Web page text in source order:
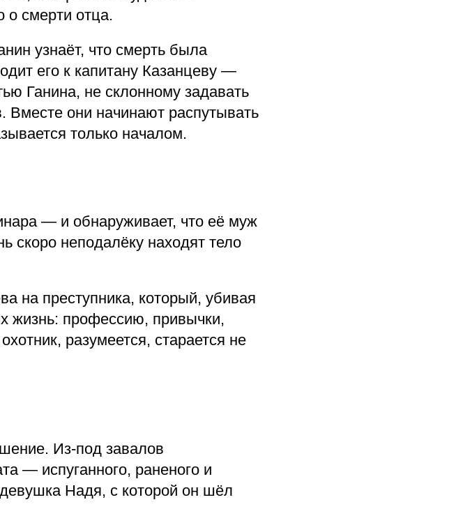
смерти отца.
узнаёт, что смерть была
его к капитану Казанцеву —
Ганина, не склонному задавать
Вместе они начинают распутывать
только началом.
— и обнаруживает, что её муж
скоро неподалёку находят тело
на преступника, который, убивая
жизнь: профессию, привычки,
разумеется, старается не
Из-под завалов
— испуганного, раненого и
Надя, с которой он шёл